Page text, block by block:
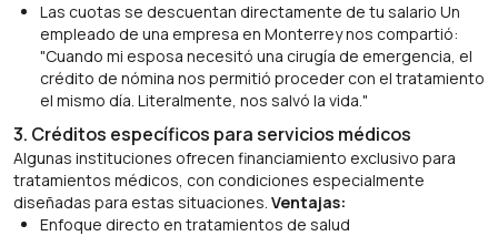
Las cuotas se descuentan directamente de tu salario Un
empleado de una empresa en Monterrey nos compartió:
"Cuando mi esposa necesitó una cirugía de emergencia, el
crédito de nómina nos permitió proceder con el tratamiento
el mismo día. Literalmente, nos salvó la vida."
3. Créditos específicos para servicios médicos
Algunas instituciones ofrecen financiamiento exclusivo para
tratamientos médicos, con condiciones especialmente
diseñadas para estas situaciones. Ventajas:
Enfoque directo en tratamientos de salud